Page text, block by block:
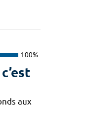
100%
aux